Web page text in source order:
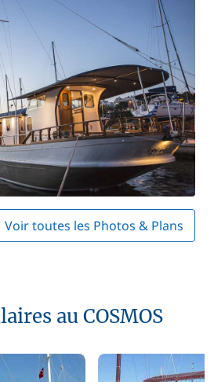
Voir toutes les Photos & Plans
au COSMOS